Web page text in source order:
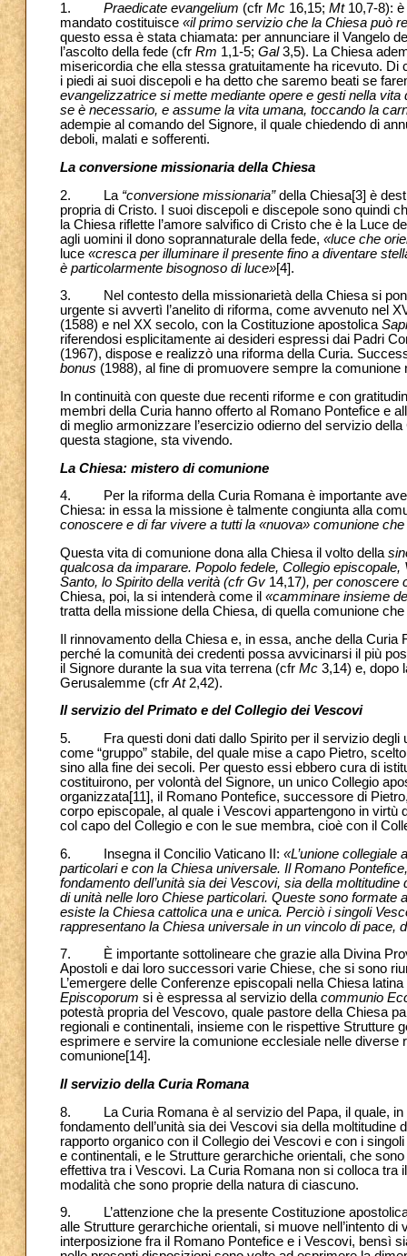
1. Praedicate evangelium (cfr Mc 16,15; Mt10,7-8): è
mandato costituisce «il primo servizio che la Chiesa può
questo essa è stata chiamata: per annunciare il Vangelo
l’ascolto della fede (cfr Rm 1,1-5; Gal3,5). La Chiesa
misericordia che ella stessa gratuitamente ha ricevuto. Di
i piedi ai suoi discepoli e ha detto che saremo beati se
evangelizzatrice si mette mediante opere e gesti nella
se è necessario, e assume la vita umana, toccando la
adempie al comando del Signore, il quale chiedendo di
deboli, malati e sofferenti.
La conversione missionaria della Chiesa
2.
La “conversione missionaria”della Chiesa[3] è
propria di Cristo. I suoi discepoli e discepole sono quindi
la Chiesa riflette l’amore salvifico di Cristo che è la Luce
agli uomini il dono soprannaturale della fede, «luce che
luce «cresca per illuminare il presente fino a diventare
è particolarmente bisognoso di luce»[4].
3.
Nel contesto della missionarietà della Chiesa si
urgente si avvertì l’anelito di riforma, come avvenuto nel
(1588) e nel XX secolo, con la Costituzione apostolica
riferendosi esplicitamente ai desideri espressi dai Padri
(1967), dispose e realizzò una riforma della Curia.
bonus (1988), al fine di promuovere sempre la comunione
In continuità con queste due recenti riforme e con
membri della Curia hanno offerto al Romano Pontefice e
di meglio armonizzare l’esercizio odierno del servizio
questa stagione, sta vivendo.
La Chiesa: mistero di comunione
4. Per la riforma della Curia Romana è importante
Chiesa: in essa la missione è talmente congiunta alla
conoscere e di far vivere a tutti la «nuova» comunione
Questa vita di comunione dona alla Chiesa il volto della
qualcosa da imparare. Popolo fedele, Collegio
Santo, lo Spirito della verità (cfr Gv 14,17), per conoscere
Chiesa, poi, la si intenderà come il «camminare insieme
tratta della missione della Chiesa, di quella comunione
Il rinnovamento della Chiesa e, in essa, anche della
perché la comunità dei credenti possa avvicinarsi il più
il Signore durante la sua vita terrena (cfr Mc 3,14) e, dopo
Gerusalemme (cfr At2,42).
Il servizio del Primato e del Collegio dei Vescovi
5. Fra questi doni dati dallo Spirito per il servizio degli
come “gruppo” stabile, del quale mise a capo Pietro,
sino alla fine dei secoli. Per questo essi ebbero cura di
costituirono, per volontà del Signore, un unico Collegio
organizzata[11], il Romano Pontefice, successore di
corpo episcopale, al quale i Vescovi appartengono in
col capo del Collegio e con le sue membra, cioè con il
6. Insegna il Concilio Vaticano II: «L’unione
particolari e con la Chiesa universale. Il Romano
fondamento dell’unità sia dei Vescovi, sia della
di unità nelle loro Chiese particolari. Queste sono
esiste la Chiesa cattolica una e unica. Perciò i singoli
rappresentano la Chiesa universale in un vincolo di pace,
7. È importante sottolineare che grazie alla Divina
Apostoli e dai loro successori varie Chiese, che si sono
L’emergere delle Conferenze episcopali nella Chiesa
Episcoporum si è espressa al servizio dellacommunio
potestà propria del Vescovo, quale pastore della Chiesa
regionali e continentali, insieme con le rispettive Strutture
esprimere e servire la comunione ecclesiale nelle diverse
comunione[14].
Il servizio della Curia Romana
8. La Curia Romana è al servizio del Papa, il quale, in
fondamento dell’unità sia dei Vescovi sia della moltitudine
rapporto organico con il Collegio dei Vescovi e con i
e continentali, e le Strutture gerarchiche orientali, che
effettiva tra i Vescovi. La Curia Romana non si colloca tra
modalità che sono proprie della natura di ciascuno.
9. L’attenzione che la presente Costituzione apostolica
alle Strutture gerarchiche orientali, si muove nell’intento di
interposizione fra il Romano Pontefice e i Vescovi, bensì